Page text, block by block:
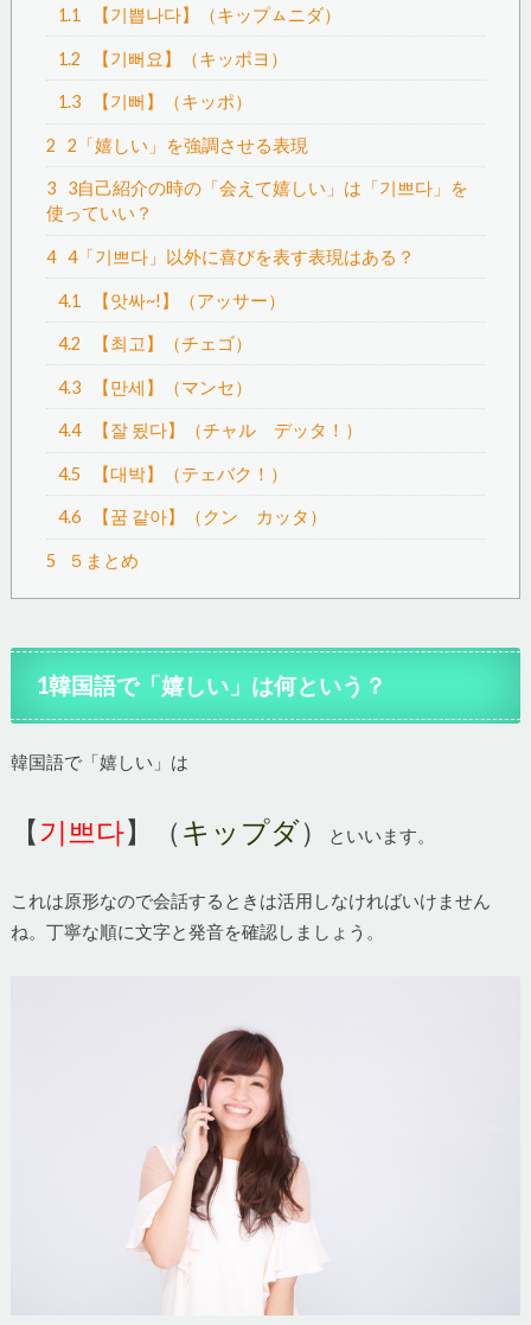
1.1 【기쁩나다】（キップㇺニダ）
1.2 【기뻐요】（キッポヨ）
1.3 【기뻐】（キッポ）
2 2「嬉しい」を強調させる表現
3
3自己紹介の時の「会えて嬉しい」は「기쁘다」を
使っていい？
4 4「기쁘다」以外に喜びを表す表現はある？
4.1 【앗싸~!】（アッサー）
4.2 【최고】（チェゴ）
4.3 【만세】（マンセ）
4.4 【잘 됬다】（チャル デッタ！）
4.5 【대박】（テェバク！）
4.6 【꿈 같아】（クン カッタ）
5 ５まとめ
1韓国語で「嬉しい」は何という？
韓国語で「嬉しい」は
【기쁘다】（ キップダ） といいます。
これは原形なので会話するときは活用しなければいけません
ね。丁寧な順に文字と発音を確認しましょう。